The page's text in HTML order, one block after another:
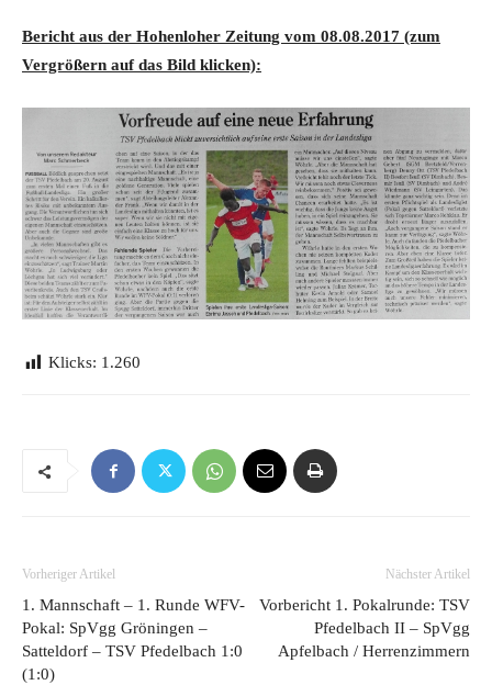
Bericht aus der Hohenloher Zeitung vom 08.08.2017 (zum
Vergrößern auf das Bild klicken):
Klicks: 1.260
Vorheriger Artikel
1. Mannschaft – 1. Runde WFV-
Pokal: SpVgg Gröningen –
Satteldorf – TSV Pfedelbach 1:0
(1:0)
Nächster Artikel
Vorbericht 1. Pokalrunde: TSV
Pfedelbach II – SpVgg
Apfelbach / Herrenzimmern